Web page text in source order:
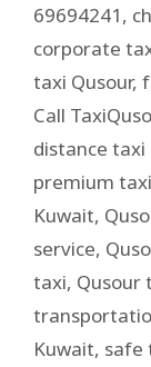
69694241,
corporate
taxi Qusour,
Call
distance taxi
premium
Kuwait,
service,
taxi, Qusour
Kuwait, safe